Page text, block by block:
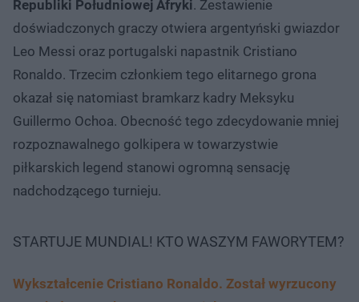
Republiki Południowej Afryki. Zestawienie
doświadczonych graczy otwiera argentyński gwiazdor
Leo Messi oraz portugalski napastnik Cristiano
Ronaldo. Trzecim członkiem tego elitarnego grona
okazał się natomiast bramkarz kadry Meksyku
Guillermo Ochoa. Obecność tego zdecydowanie mniej
rozpoznawalnego golkipera w towarzystwie
piłkarskich legend stanowi ogromną sensację
nadchodzącego turnieju.
STARTUJE MUNDIAL! KTO WASZYM FAWORYTEM?
Wykształcenie Cristiano Ronaldo. Został wyrzucony